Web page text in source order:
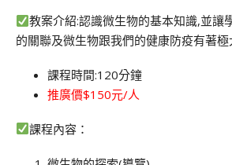
教案介紹:認識微生物的基本知識,並讓
的關聯及微生物跟我們的健康防疫有著極
課程時間:120分鐘
推廣價$150元/人
課程內容：